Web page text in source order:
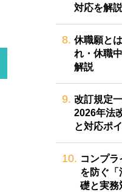
対応を解説
8. 休職願と
れ・休職
解説
9. 改訂規定
2026年法
と対応ポ
10. コンプ
を防ぐ「
礎と実務